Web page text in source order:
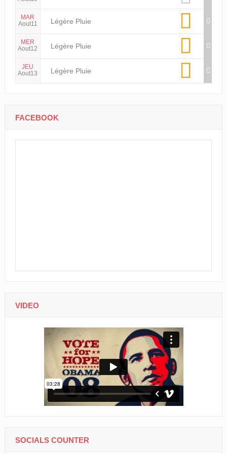
MAR
Aout11
Légère Pluie
MER
Aout12
Légère Pluie
JEU
Aout13
Légère Pluie
FACEBOOK
VIDEO
SOCIALS COUNTER